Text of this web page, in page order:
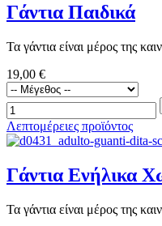
Γάντια Παιδικά
Τα γάντια είναι μέρος της
19,00 €
Λεπτομέρειες προϊόντος
Γάντια Ενήλικα
Τα γάντια είναι μέρος της